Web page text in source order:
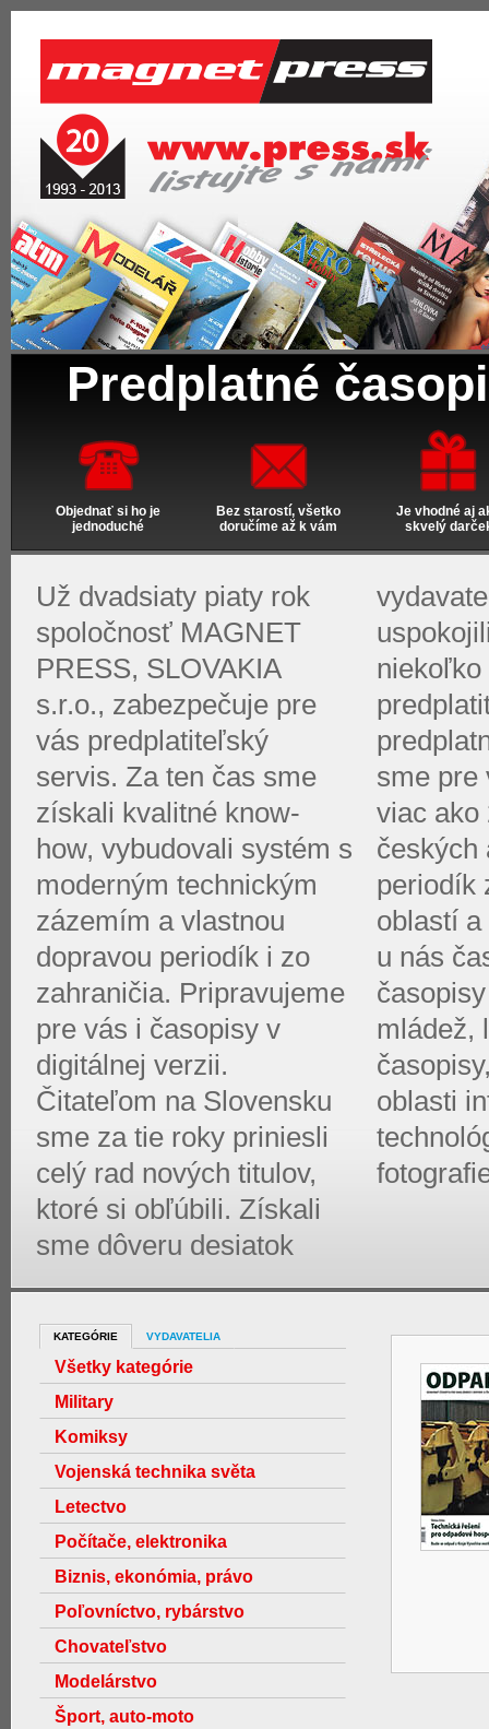
Predplatné
Objednať si ho je
jednoduché
Bez starostí, všetko
doručíme až k vám
Je vhodné aj
skvelý
Už dvadsiaty piaty rok
spoločnosť MAGNET
PRESS, SLOVAKIA
s.r.o., zabezpečuje pre
vás predplatiteľský
servis. Za ten čas sme
získali kvalitné know-
how, vybudovali systém s
moderným technickým
zázemím a vlastnou
dopravou periodík i zo
zahraničia. Pripravujeme
pre vás i časopisy v
digitálnej verzii.
Čitateľom na Slovensku
sme za tie roky priniesli
celý rad nových titulov,
ktoré si obľúbili. Získali
sme dôveru desiatok
sme pre
viac ako
českých
periodík
oblastí a
u nás
mládež,
oblasti
KATEGÓRIE VYDAVATELIA
Všetky kategórie
Military
Komiksy
Vojenská technika světa
Letectvo
Počítače, elektronika
Biznis, ekonómia, právo
Poľovníctvo, rybárstvo
Chovateľstvo
Modelárstvo
Šport, auto-moto